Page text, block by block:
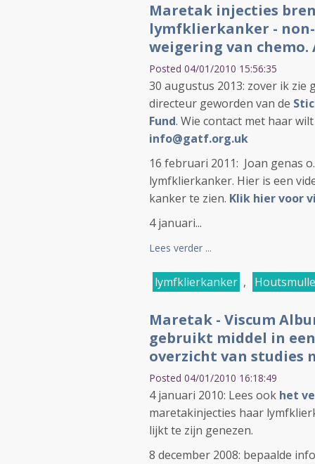
Maretak injecties
lymfklierkanker -
weigering van chemo.
Posted 04/01/2010 15:56:35
30 augustus 2013: zover ik zie
directeur geworden van de
Fund. Wie contact met haar
info@gatf.org.uk
16 februari 2011: Joan genas
lymfklierkanker. Hier is een
kanker te zien. Klik hier voor
4 januari...
Lees verder ...
lymfklierkanker ,
Maretak - Viscum
gebruikt middel in
overzicht van studies
Posted 04/01/2010 16:18:49
4 januari 2010: Lees ook het
maretakinjecties haar
lijkt te zijn genezen.
8 december 2008: bepaalde